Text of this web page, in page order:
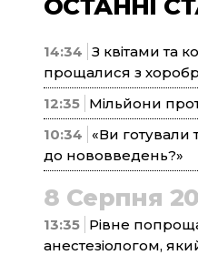
ОСТАННІ
14:34 З квітами та
прощалися з
12:35 Мільйони
10:34
«Ви готували
до нововведень?»
8 Серпня
13:35 Рівне
анестезіологом,